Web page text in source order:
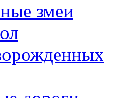
змеи